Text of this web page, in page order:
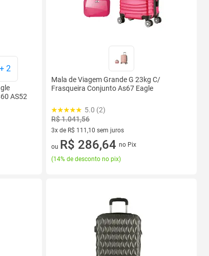
+ 2
AS52
Mala de Viagem Grande G 23kg C/
Frasqueira Conjunto As67 Eagle
5.0 (2)
R$ 1.041,56
3x de R$ 111,10 sem juros
3 vez de R$ 111,10 sem juros
ou R$ 286,64 no Pix
(14% de desconto no pix)